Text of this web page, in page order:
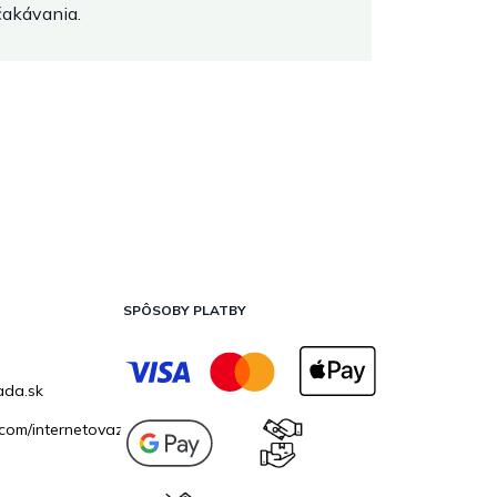
internetovazahrada.sk/
SPÔSOBY PLATBY